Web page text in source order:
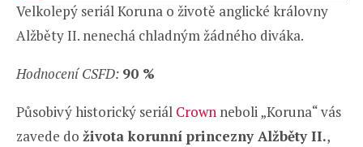
Velkolepý seriál Koruna o životě anglické královny
Alžběty II. nenechá chladným žádného diváka.
Hodnocení CSFD: 90 %
Působivý historický seriál Crown neboli „Koruna“ vás
zavede do života korunní princezny Alžběty II.,